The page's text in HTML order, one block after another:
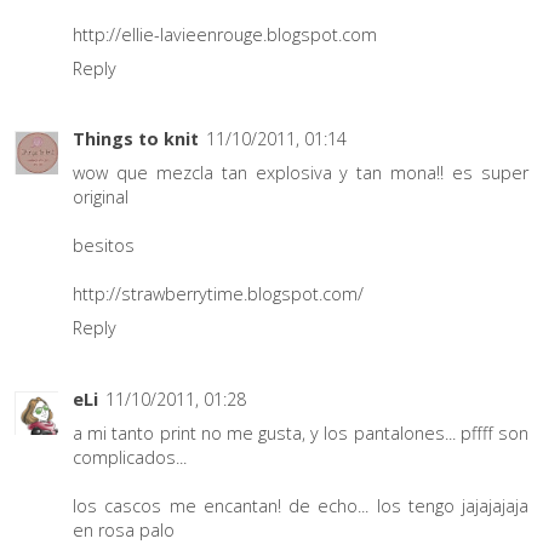
http://ellie-lavieenrouge.blogspot.com
Reply
Things to knit 11/10/2011, 01:14
wow que mezcla tan explosiva y tan mona!! es super
original
besitos
http://strawberrytime.blogspot.com/
Reply
eLi 11/10/2011, 01:28
a mi tanto print no me gusta, y los pantalones... pffff son
complicados...
los cascos me encantan! de echo... los tengo jajajajaja
en rosa palo